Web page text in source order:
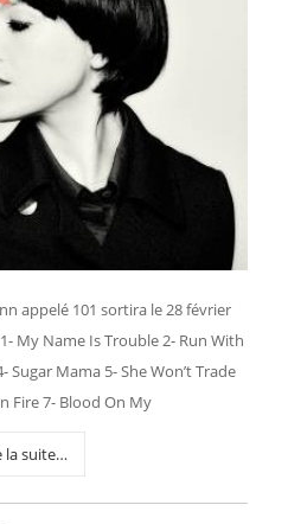
appelé 101 sortira le 28 février
My Name Is Trouble 2- Run With
Sugar Mama 5- She Won’t Trade
Fire 7- Blood On My
la suite…